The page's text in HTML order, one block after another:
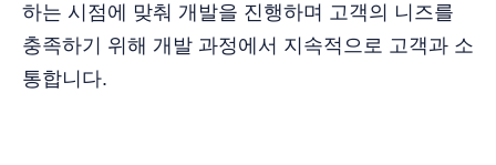
하는 시점에 맞춰 개발을 진행하며 고객의 니즈를
충족하기 위해 개발 과정에서 지속적으로 고객과 소
통합니다.